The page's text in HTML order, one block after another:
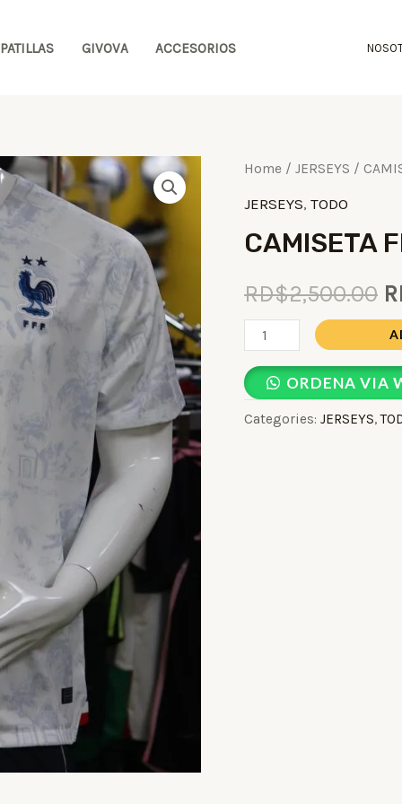
GIVOVA ACCESORIOS
Home / JERSEYS /
JERSEYS, TODO
CAMISETA
RD$2,500.00
CAMISETA
FRANCIA
2022
quantity
ORDENA VIA
Categories: JERSEYS,